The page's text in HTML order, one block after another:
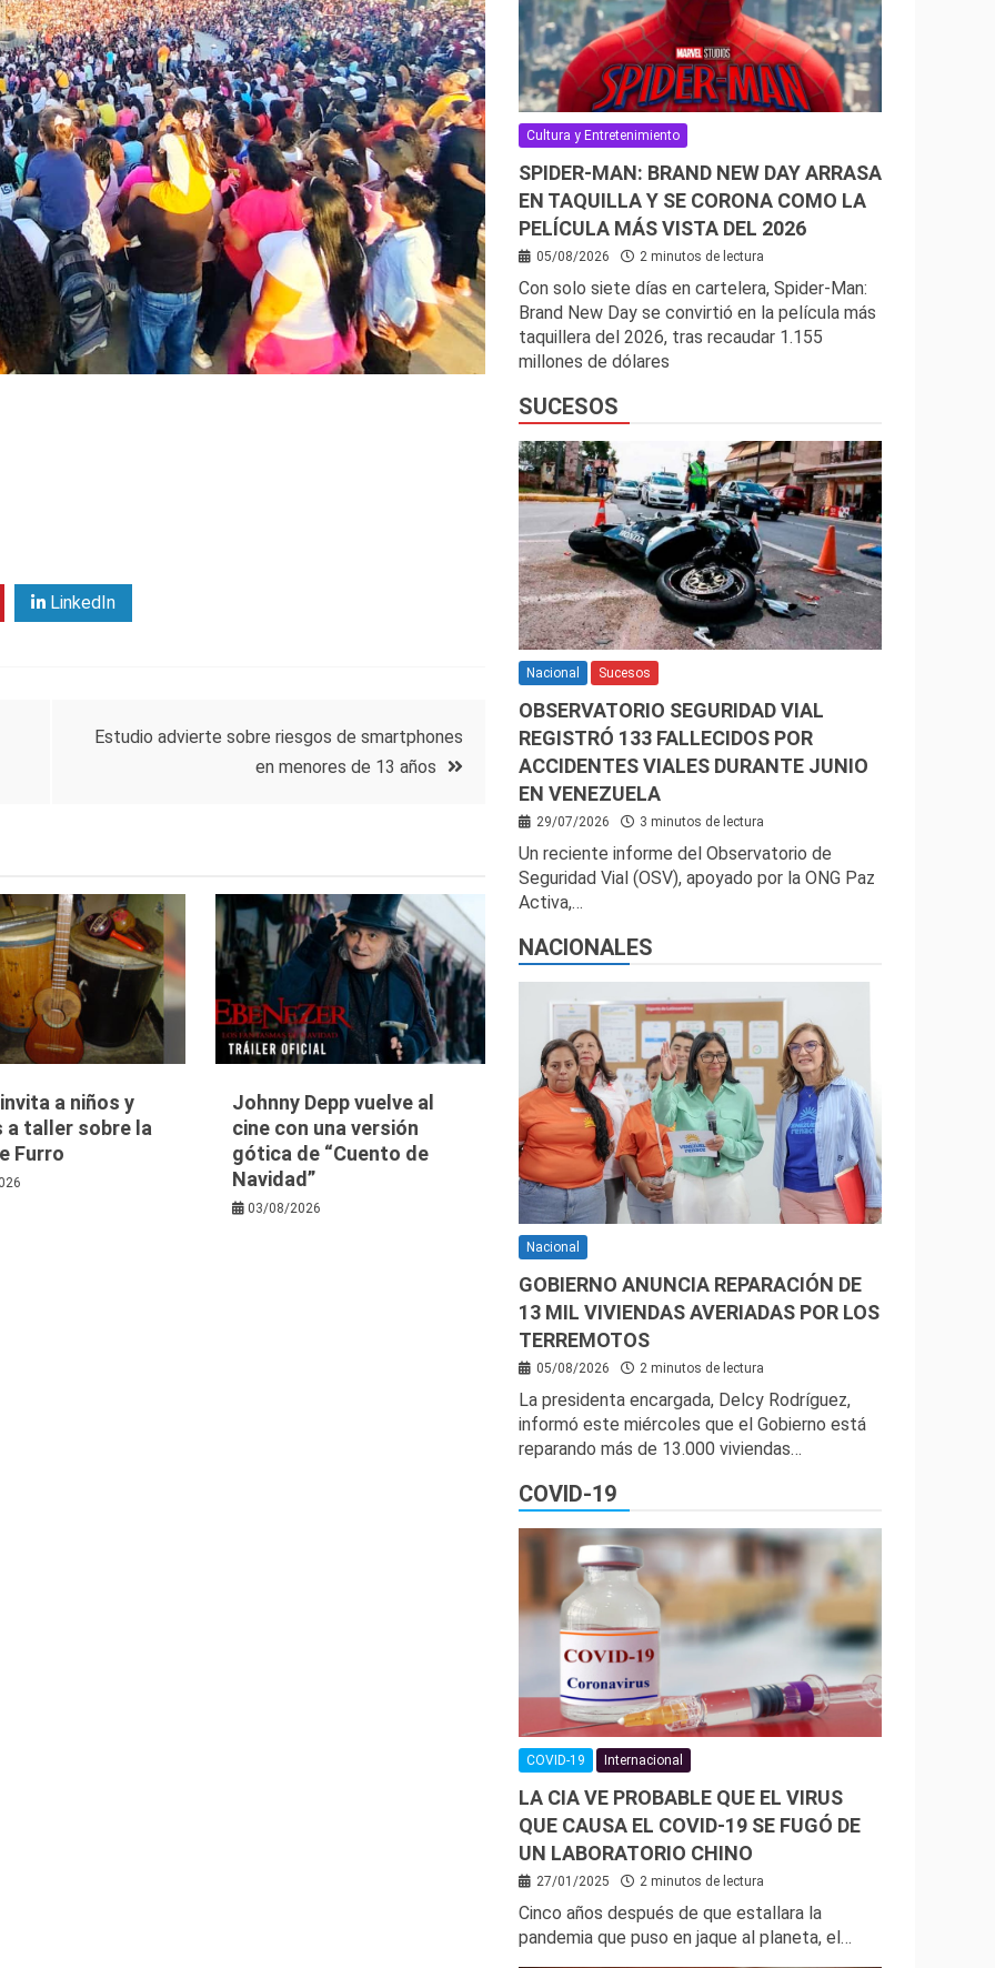
LinkedIn
Estudio advierte sobre riesgos de smartphones
en menores de 13 años
a niños y
a taller sobre la
Furro
Johnny Depp vuelve al
cine con una versión
gótica de “Cuento de
Navidad”
03/08/2026
Cultura y Entretenimiento
SPIDER-MAN: BRAND NEW DAY ARRASA
EN TAQUILLA Y SE CORONA COMO LA
PELÍCULA MÁS VISTA DEL 2026
05/08/2026 2 minutos de lectura
Con solo siete días en cartelera, Spider-Man:
Brand New Day se convirtió en la película más
taquillera del 2026, tras recaudar 1.155
millones de dólares
SUCESOS
Nacional Sucesos
OBSERVATORIO SEGURIDAD VIAL
REGISTRÓ 133 FALLECIDOS POR
ACCIDENTES VIALES DURANTE JUNIO
EN VENEZUELA
29/07/2026 3 minutos de lectura
Un reciente informe del Observatorio de
Seguridad Vial (OSV), apoyado por la ONG Paz
Activa,…
NACIONALES
Nacional
GOBIERNO ANUNCIA REPARACIÓN DE
13 MIL VIVIENDAS AVERIADAS POR LOS
TERREMOTOS
05/08/2026 2 minutos de lectura
La presidenta encargada, Delcy Rodríguez,
informó este miércoles que el Gobierno está
reparando más de 13.000 viviendas…
COVID-19
COVID-19 Internacional
LA CIA VE PROBABLE QUE EL VIRUS
QUE CAUSA EL COVID-19 SE FUGÓ DE
UN LABORATORIO CHINO
27/01/2025 2 minutos de lectura
Cinco años después de que estallara la
pandemia que puso en jaque al planeta, el…